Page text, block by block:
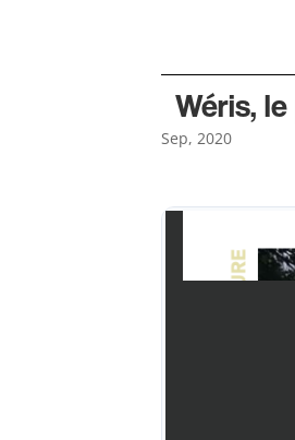
Wéris,
Sep, 2020